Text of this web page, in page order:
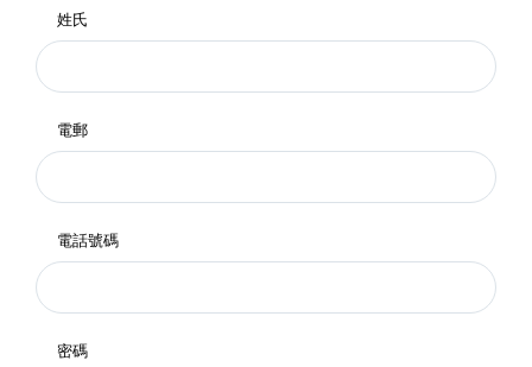
姓氏
電郵
電話號碼
密碼